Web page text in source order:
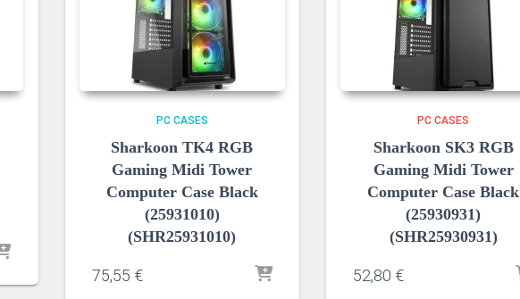
PC CASES
Sharkoon TK4 RGB
Gaming Midi Tower
Computer Case Black
(25931010)
(SHR25931010)
75,55 €
PC CASES
Sharkoon SK3 RGB
Gaming Midi Tower
Computer Case Black
(25930931)
(SHR25930931)
52,80 €